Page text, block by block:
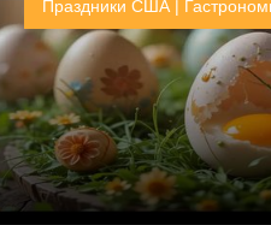
Праздники США |